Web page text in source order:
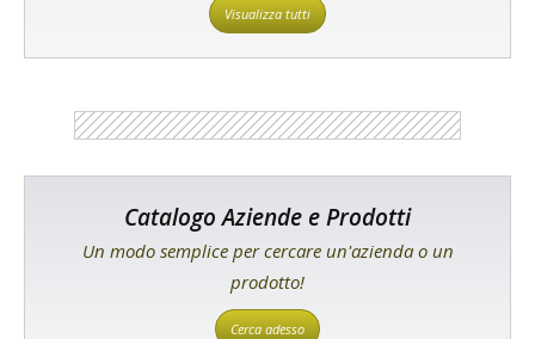
Visualizza tutti
Catalogo Aziende e Prodotti
Un modo semplice per cercare un'azienda o un
prodotto!
Cerca adesso